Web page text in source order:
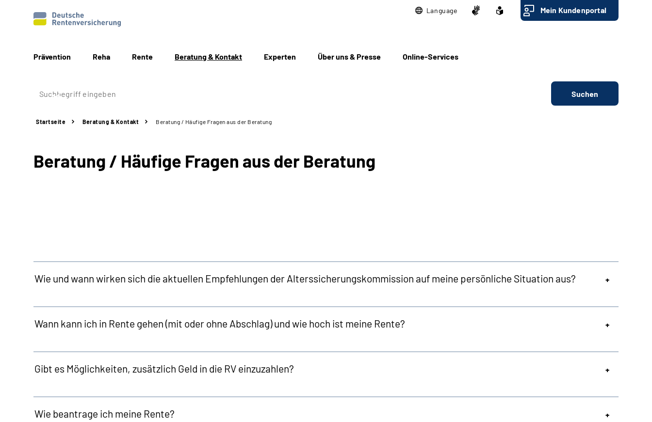
Language Mein Kundenportal
Prävention Reha Rente Beratung & Kontakt Experten Über uns & Presse Online-Services
Suchen
Startseite Beratung & Kontakt Beratung / Häufige Fragen aus der Beratung
Beratung / Häufige Fragen aus der Beratung
Wie und wann wirken sich die aktuellen Empfehlungen der Alterssicherungskommission auf meine persönliche Situation aus?
Wann kann ich in Rente gehen (mit oder ohne Abschlag) und wie hoch ist meine Rente?
Gibt es Möglichkeiten, zusätzlich Geld in die RV einzuzahlen?
Wie beantrage ich meine Rente?